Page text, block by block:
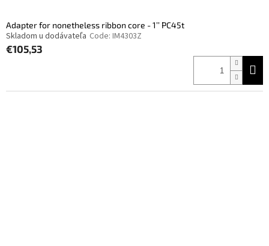
Adapter for nonetheless ribbon core - 1’’ PC45t
Skladom u dodávateľa Code: IM4303Z
€105,53